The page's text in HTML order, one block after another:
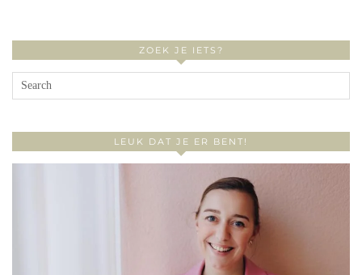
ZOEK JE IETS?
LEUK DAT JE ER BENT!